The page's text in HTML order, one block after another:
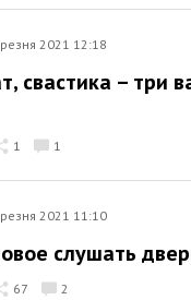
2021 12:18
свастика – три
1 1
2021 11:10
слушать
67 2